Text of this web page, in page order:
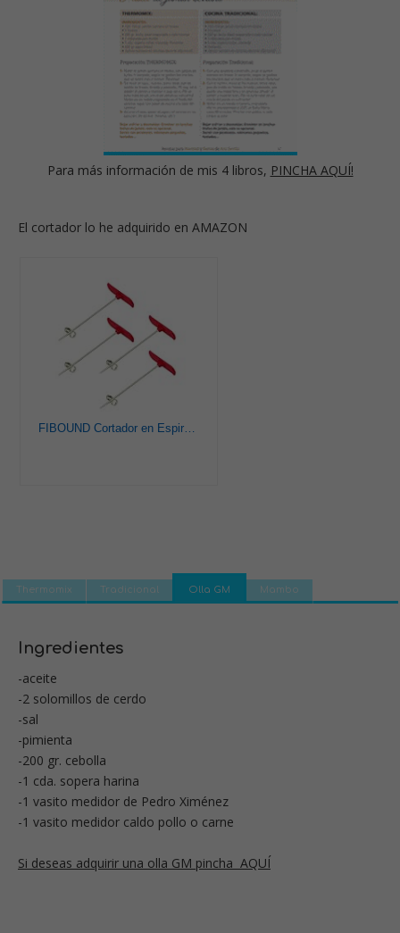
Para más información de mis 4 libros, PINCHA AQUÍ!
El cortador lo he adquirido en AMAZON
FIBOUND Cortador en Espiral de Verduras, Herramienta de Tallado en Espiral de Verduras, Cuchillo en Espiral para Frutas, Herramientas de Tallado de Verduras (Rojo)
Thermomix Tradicional Olla GM Mambo
Ingredientes
-aceite
-2 solomillos de cerdo
-sal
-pimienta
-200 gr. cebolla
-1 cda. sopera harina
-1 vasito medidor de Pedro Ximénez
-1 vasito medidor caldo pollo o carne
Si deseas adquirir una olla GM pincha AQUÍ